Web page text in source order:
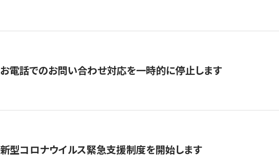
お電話でのお問い合わせ対応を一時的に停止します
新型コロナウイルス緊急支援制度を開始します